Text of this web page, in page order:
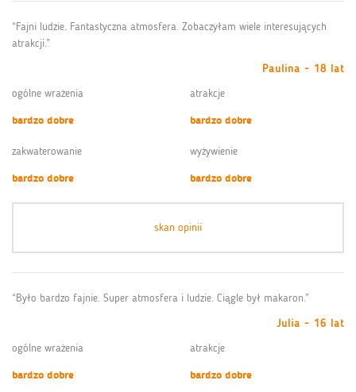
“Fajni ludzie. Fantastyczna atmosfera. Zobaczyłam wiele interesujących
atrakcji.”
Paulina - 18 lat
ogólne wrażenia
bardzo dobre
atrakcje
bardzo dobre
zakwaterowanie
bardzo dobre
wyżywienie
bardzo dobre
skan opinii
“Było bardzo fajnie. Super atmosfera i ludzie. Ciągle był makaron.”
Julia - 16 lat
ogólne wrażenia
bardzo dobre
atrakcje
bardzo dobre